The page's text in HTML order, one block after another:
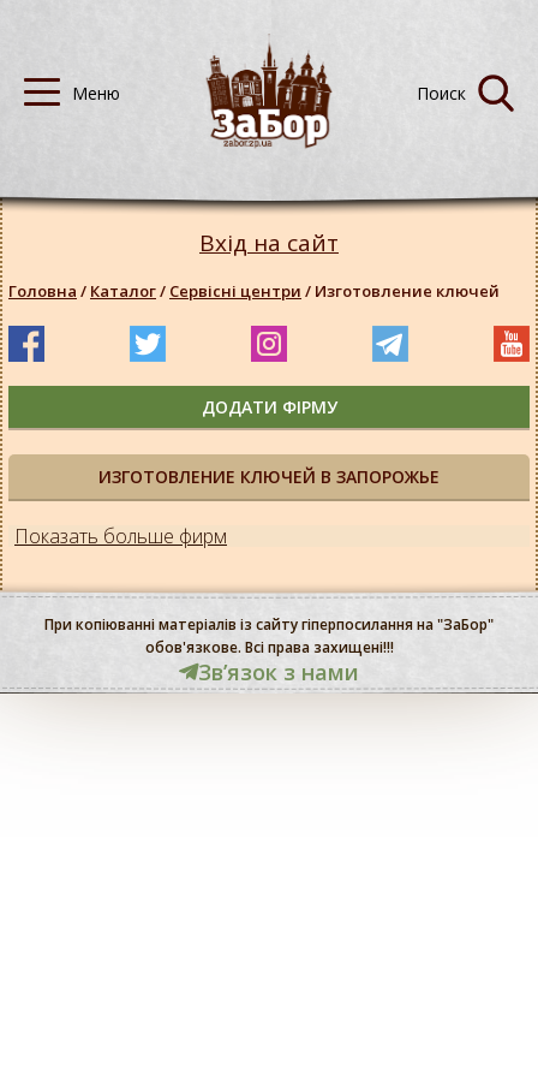
ИЗГОТОВЛЕНИЕ КЛЮЧЕЙ В ЗАПОРОЖЬЕ
Показать больше фирм
Вхід на сайт
Головна / Каталог/ Сервісні центри / Изготовление ключей
ДОДАТИ ФІРМУ
При копіюванні матеріалів із сайту гіперпосилання на "ЗаБор"
обов'язкове. Всі права захищені!!!
Звʼязок з нами